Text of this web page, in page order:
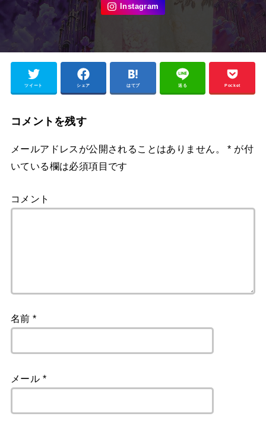
ツイート シェア はてブ 送る Pocket
コメントを残す
メールアドレスが公開されることはありません。 * が付
いている欄は必須項目です
コメント
名前*
メール *